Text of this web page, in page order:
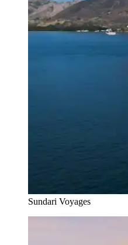
Sundari Voyages